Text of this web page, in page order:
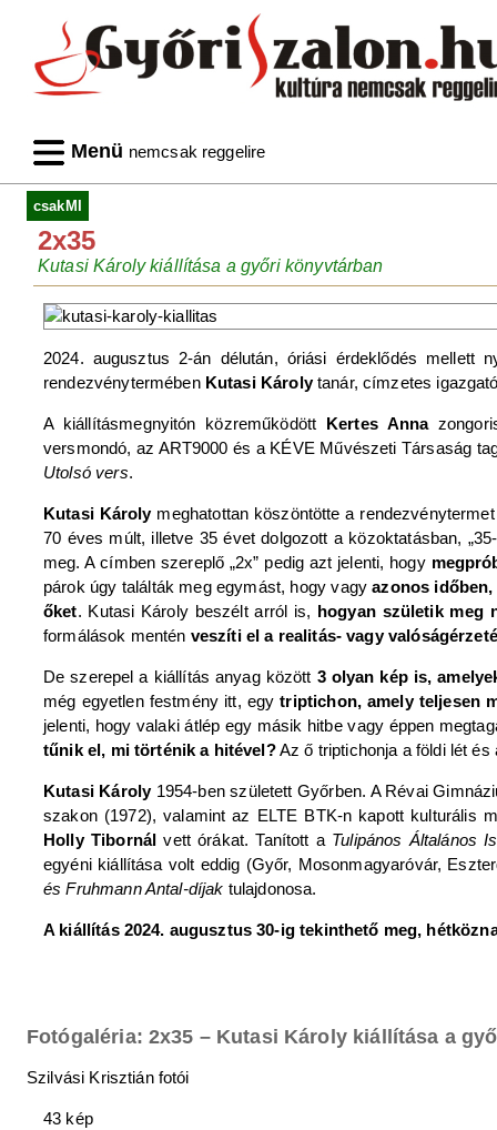
Menü nemcsak reggelire
csakMI
2x35
Kutasi Károly kiállítása a győri könyvtárban
2024. augusztus 2-án délután, óriási érdeklődés mellett
rendezvénytermébenKutasi Károlytanár, címzetes
A kiállításmegnyitón közreműködött Kertes Anna
versmondó, az ART9000 és a KÉVE Művészeti Társaság
Utolsó vers.
Kutasi Károly meghatottan köszöntötte a
70 éves múlt, illetve 35 évet dolgozott a közoktatásban,
meg. A címben szereplő „2x” pedig azt jelenti, hogy
párok úgy találták meg egymást, hogy vagyazonos
őket. Kutasi Károly beszélt arról is, hogyan születik meg
formálások mentén veszíti el a realitás- vagy
De szerepel a kiállítás anyag között 3 olyan kép is,
még egyetlen festmény itt, egy triptichon, amely teljesen
jelenti, hogy valaki átlép egy másik hitbe vagy éppen
tűnik el, mi történik a hitével?Az ő triptichonja a földi lét
Kutasi Károly1954-ben született Győrben. A Révai
szakon (1972), valamint az ELTE BTK-n kapott kulturális
Holly Tibornálvett órákat. Tanított a Tulipános Általános
egyéni kiállítása volt eddig (Győr, Mosonmagyaróvár,
és Fruhmann Antal-díjak tulajdonosa.
A kiállítás 2024. augusztus 30-ig tekinthető meg,
Fotógaléria: 2x35 – Kutasi Károly kiállítása a
Szilvási Krisztián fotói
43 kép